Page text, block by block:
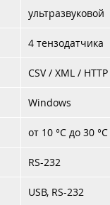
ультразвуковой
4 тензодатчика
CSV / XML / HTTP
Windows
от 10 °C до 30 °C
RS-232
USB, RS-232